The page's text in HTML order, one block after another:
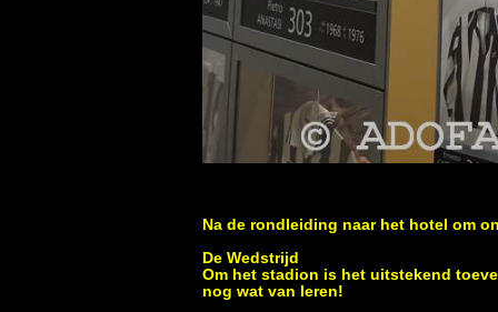
Na de rondleiding naar het hotel om
De Wedstrijd
Om het stadion is het uitstekend
nog wat van leren!